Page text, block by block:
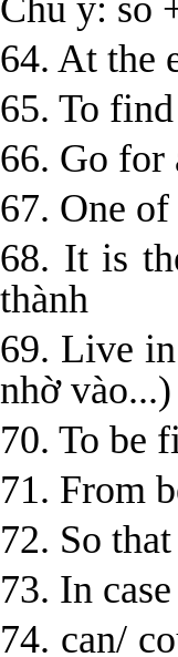
Chú ý: so
64. At the
65. To
66. Go
67. One
68. It is
thành
69. Live
nhờ vào...)
70. To be
71. From
72. So
73. In
74. can/